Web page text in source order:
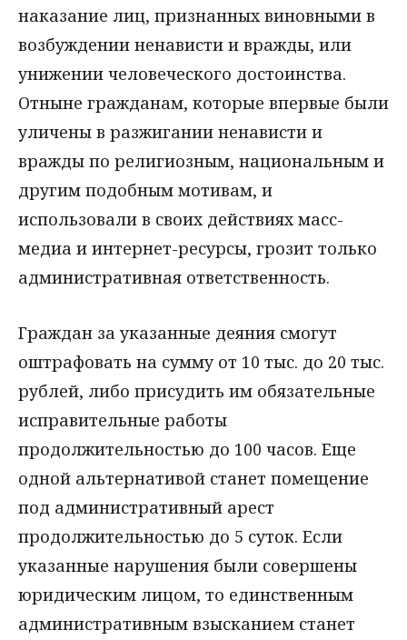
наказание лиц, признанных виновными в
возбуждении ненависти и вражды, или
унижении человеческого достоинства.
Отныне гражданам, которые впервые были
уличены в разжигании ненависти и
вражды по религиозным, национальным и
другим подобным мотивам, и
использовали в своих действиях масс-
медиа и интернет-ресурсы, грозит только
административная ответственность.
Граждан за указанные деяния смогут
оштрафовать на сумму от 10 тыс. до 20 тыс.
рублей, либо присудить им обязательные
исправительные работы
продолжительностью до 100 часов. Еще
одной альтернативой станет помещение
под административный арест
продолжительностью до 5 суток. Если
указанные нарушения были совершены
юридическим лицом, то единственным
административным взысканием станет